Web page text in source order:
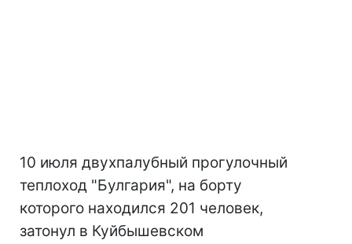
10 июля двухпалубный прогулочный
теплоход "Булгария", на борту
которого находился 201 человек,
затонул в Куйбышевском